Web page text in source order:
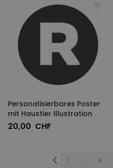
Personalisierbares Poster
mit Haustier Illustration
20,00 CHF
1 ... 8